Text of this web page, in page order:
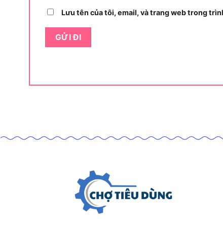
Dưới đây là bảng thông số kỹ thuật đầy đủ
Bảng dưới đây trình bày toàn bộ thông số kỹ
THÔNG SỐ
GIÁ
Trọng lượng máy
Lưu tên của tôi, email, và trang web trong